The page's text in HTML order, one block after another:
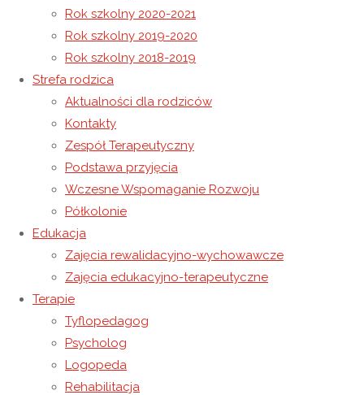
Rok szkolny 2020-2021
Rok szkolny 2019-2020
Rok szkolny 2018-2019
Strefa rodzica
Aktualności dla rodziców
Kontakty
Zespół Terapeutyczny
Podstawa przyjęcia
Wczesne Wspomaganie Rozwoju
Półkolonie
Edukacja
Zajęcia rewalidacyjno-wychowawcze
Zajęcia edukacyjno-terapeutyczne
Terapie
Tyflopedagog
Psycholog
Logopeda
Rehabilitacja
Dzień Pieczonego Ziemniaka
„Pola Nadziei” – jesień 2024
1 listopada 20241 listopada 2024 Rok szkolny 2024-2025
Cóż to był za dzień!
W dniu 29 października 2024 roku odbył się XVI
Przegląd Twórczości Artystycznej Osób
Niepełnosprawnych Powiatu Łańcuckiego.
Tegoroczne obchody odbyły się w przepięknej
Sali w Hotelu Łańcut, wzięło w nich udział niemal
500 osób niepełnosprawnych z Powiatu
Łańcuckiego, jak również z placówek Caritas
Archidiecezji Przemyskiej.